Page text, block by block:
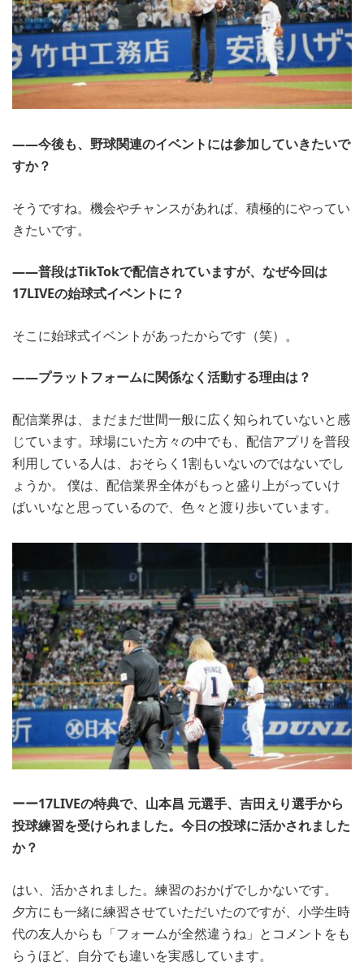
――今後も、野球関連のイベントには参加していきたいで
すか？
そうですね。機会やチャンスがあれば、積極的にやってい
きたいです。
――普段はTikTokで配信されていますが、なぜ今回は
17LIVEの始球式イベントに？
そこに始球式イベントがあったからです（笑）。
――プラットフォームに関係なく活動する理由は？
配信業界は、まだまだ世間一般に広く知られていないと感
じています。球場にいた方々の中でも、配信アプリを普段
利用している人は、おそらく1割もいないのではないでし
ょうか。 僕は、配信業界全体がもっと盛り上がっていけ
ばいいなと思っているので、色々と渡り歩いています。
ーー17LIVEの特典で、山本昌 元選手、吉田えり選手から
投球練習を受けられました。今日の投球に活かされました
か？
はい、活かされました。練習のおかげでしかないです。
夕方にも一緒に練習させていただいたのですが、小学生時
代の友人からも「フォームが全然違うね」とコメントをも
らうほど、自分でも違いを実感しています。